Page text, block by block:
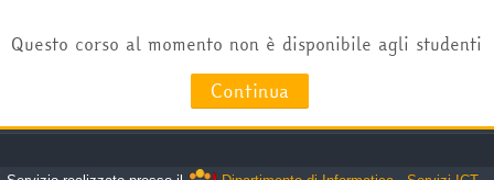
Italiano ‎(it)‎
Cerca
Questo corso al momento non è disponibile agli studenti
Continua